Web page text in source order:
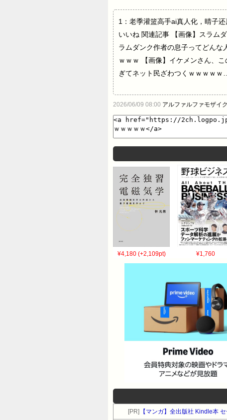
1：老季灌篮高手ai真人化，晴子
いいね 関連記事 【画像】スラム
ラムダンク作者の息子ってどん
ｗｗｗ 【画像】イケメンさん、
ぎてネット民ざわつくｗｗｗｗｗ…
2026/06/09 08:00 アルファルファモザイク
¥4,180 (+2,109pt) ¥1,760
[PR] 【マンガ】全出版社 Kindle本